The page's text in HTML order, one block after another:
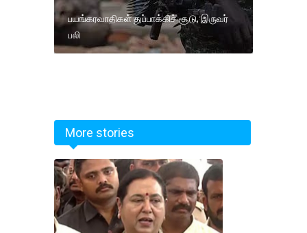
பயங்கரவாதிகள் துப்பாக்கிச் சூடு, இருவர்
பலி
More stories